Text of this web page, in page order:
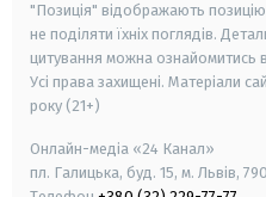
"Позиція" відображають
не поділяти їхніх поглядів.
цитування можна ознайомитись
Усі права захищені. Матеріали
року (21+)
Онлайн-медіа «24 Канал»
пл. Галицька, буд. 15, м. Львів,